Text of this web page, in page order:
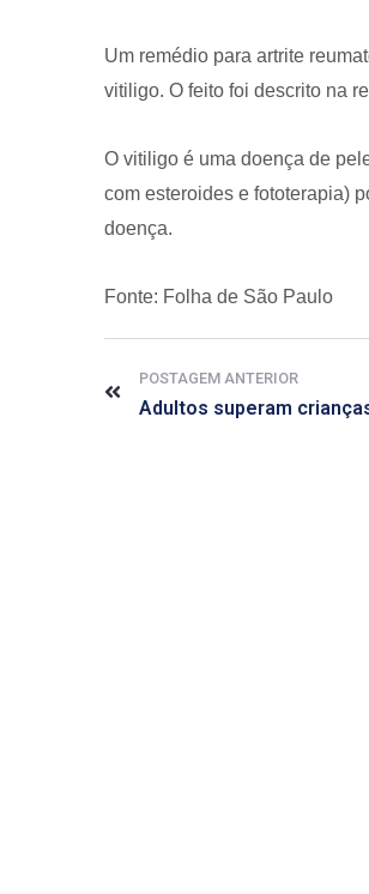
Um remédio para artrite
vitiligo. O feito foi descrito na
O vitiligo é uma doença de
com esteroides e fototerapia)
doença.
Fonte: Folha de São Paulo
POSTAGEM ANTERIOR
29 de janeiro